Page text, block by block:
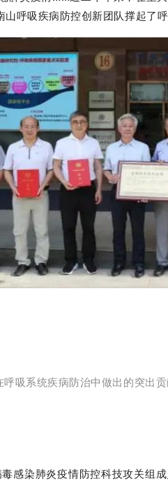
呼吸疾病防控创新团队撑起了
吸系统疾病防治中做出的突出
感染肺炎疫情防控科技攻关组